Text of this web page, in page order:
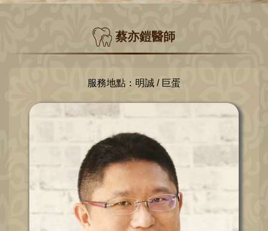
蔡亦鎧醫師
服務地點：明誠 / 巨蛋